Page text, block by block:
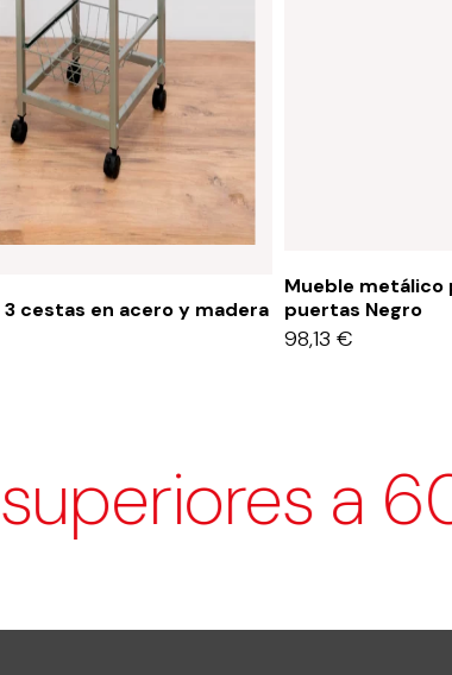
cestas en acero y madera
Mueble metálico
puertas Negro
98,13 €
a 60€